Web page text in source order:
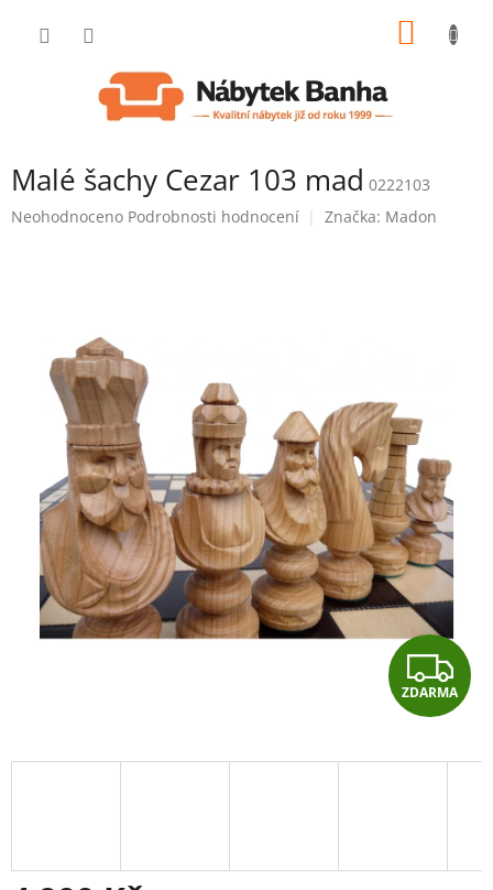
Malé šachy Cezar 103 mad 0222103
Průměrné
hvězdiček.
Neohodnoceno Podrobnosti hodnocení Značka: Madon
Z
D
A
ZDARMA